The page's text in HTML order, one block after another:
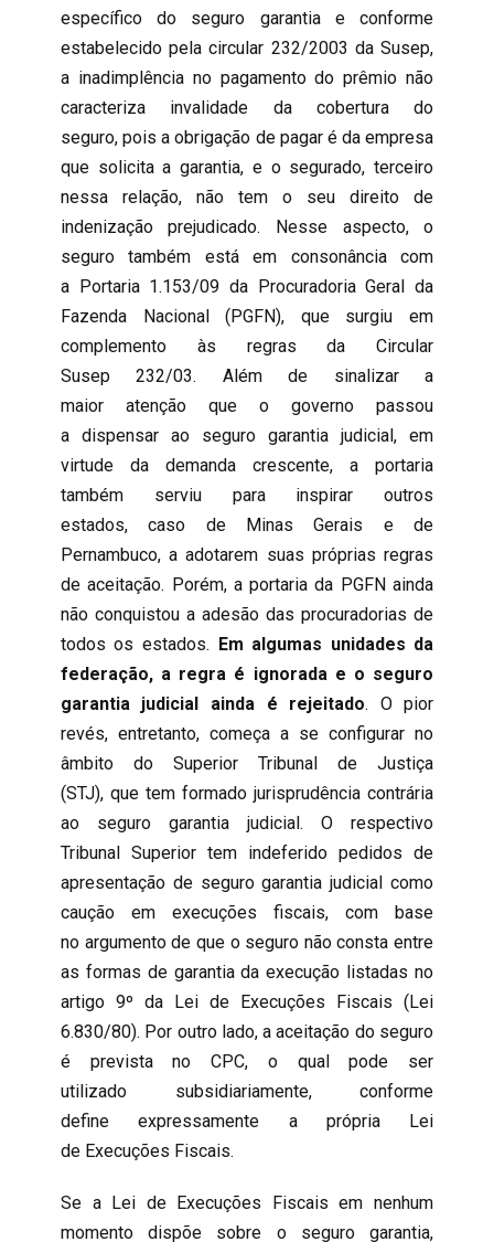
específico do seguro garantia e conforme
estabelecido pela circular 232/2003 da Susep,
a inadimplência no pagamento do prêmio não
caracteriza invalidade da cobertura do
seguro, pois a obrigação de pagar é da empresa
que solicita a garantia, e o segurado, terceiro
nessa relação, não tem o seu direito de
indenização prejudicado. Nesse aspecto, o
seguro também está em consonância com
a Portaria 1.153/09 da Procuradoria Geral da
Fazenda Nacional (PGFN), que surgiu em
complemento às regras da Circular
Susep 232/03. Além de sinalizar a
maior atenção que o governo passou
a dispensar ao seguro garantia judicial, em
virtude da demanda crescente, a portaria
também serviu para inspirar outros
estados, caso de Minas Gerais e de
Pernambuco, a adotarem suas próprias regras
de aceitação. Porém, a portaria da PGFN ainda
não conquistou a adesão das procuradorias de
todos os estados. Em algumas unidades da
federação, a regra é ignorada e o seguro
garantia judicial ainda é rejeitado. O pior
revés, entretanto, começa a se configurar no
âmbito do Superior Tribunal de Justiça
(STJ), que tem formado jurisprudência contrária
ao seguro garantia judicial. O respectivo
Tribunal Superior tem indeferido pedidos de
apresentação de seguro garantia judicial como
caução em execuções fiscais, com base
no argumento de que o seguro não consta entre
as formas de garantia da execução listadas no
artigo 9º da Lei de Execuções Fiscais (Lei
6.830/80). Por outro lado, a aceitação do seguro
é prevista no CPC, o qual pode ser
utilizado subsidiariamente, conforme
define expressamente a própria Lei
de Execuções Fiscais.
Se a Lei de Execuções Fiscais em nenhum
momento dispõe sobre o seguro garantia,